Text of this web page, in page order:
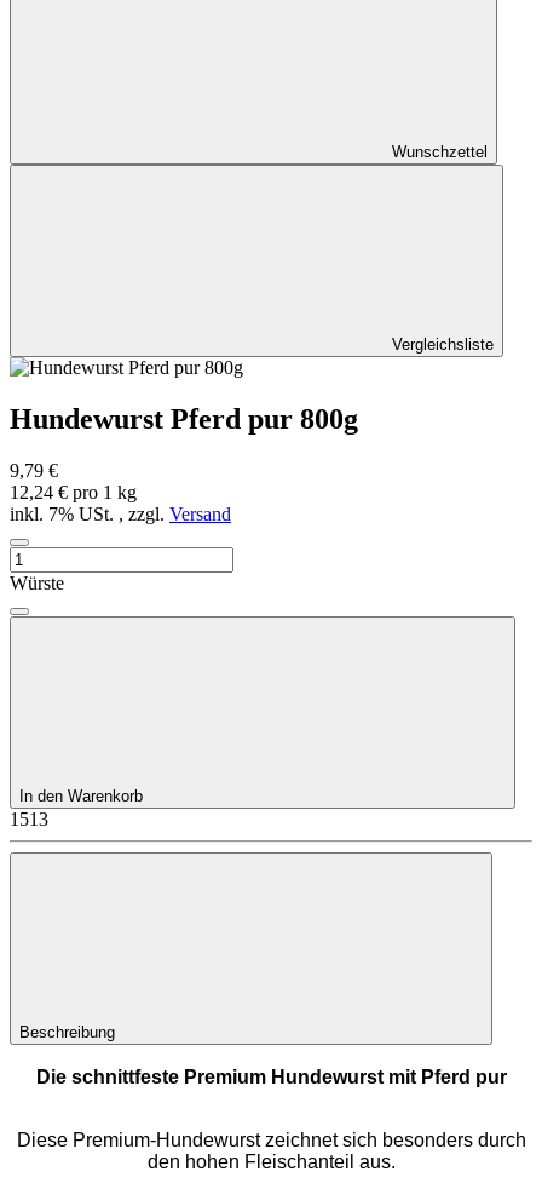
Wunschzettel
Vergleichsliste
Hundewurst Pferd pur 800g
9,79 €
12,24 € pro 1 kg
inkl. 7% USt. , zzgl. Versand
Würste
In den Warenkorb
1513
Beschreibung
Die schnittfeste Premium Hundewurst mit Pferd pur
Diese Premium-Hundewurst zeichnet sich besonders durch
den hohen Fleischanteil aus.